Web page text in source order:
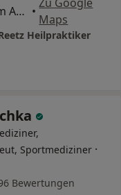
Seestraße 41, Herrsching am Ammersee •
Maps
Heilpraktiker
Sportmediziner ·
Bewertungen